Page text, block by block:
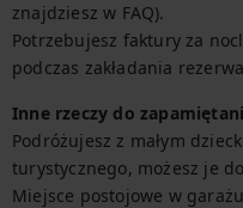
znajdziesz w FAQ).
Potrzebujesz faktury za
podczas zakładania
Inne rzeczy do
Podróżujesz z małym
turystycznego, możesz je
Miejsce postojowe w